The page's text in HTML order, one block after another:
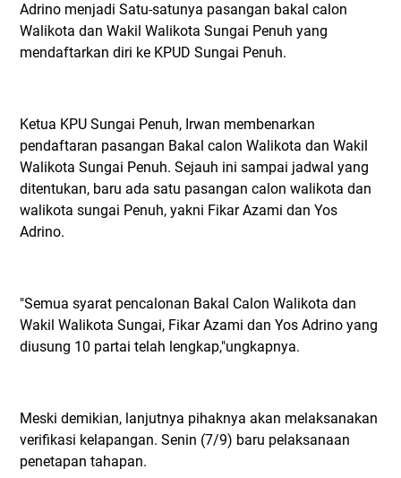
Adrino menjadi Satu-satunya pasangan bakal calon
Walikota dan Wakil Walikota Sungai Penuh yang
mendaftarkan diri ke KPUD Sungai Penuh.
Ketua KPU Sungai Penuh, Irwan membenarkan
pendaftaran pasangan Bakal calon Walikota dan Wakil
Walikota Sungai Penuh. Sejauh ini sampai jadwal yang
ditentukan, baru ada satu pasangan calon walikota dan
walikota sungai Penuh, yakni Fikar Azami dan Yos
Adrino.
"Semua syarat pencalonan Bakal Calon Walikota dan
Wakil Walikota Sungai, Fikar Azami dan Yos Adrino yang
diusung 10 partai telah lengkap,"ungkapnya.
Meski demikian, lanjutnya pihaknya akan melaksanakan
verifikasi kelapangan. Senin (7/9) baru pelaksanaan
penetapan tahapan.